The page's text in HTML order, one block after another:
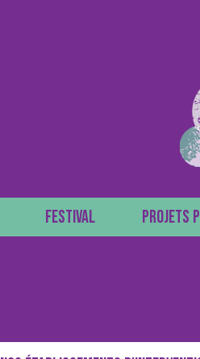
FESTIVAL PROJETS